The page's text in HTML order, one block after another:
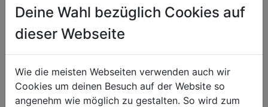
SMARTE GARDENA BEWÄSSERUNG
Deine Wahl bezüglich Cookies auf
dieser Webseite
Wie die meisten Webseiten verwenden auch wir
Cookies um deinen Besuch auf der Website so
angenehm wie möglich zu gestalten. So wird zum